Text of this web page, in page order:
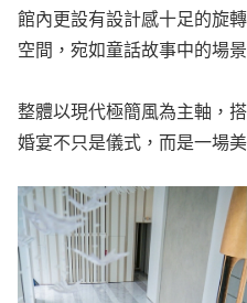
館內更設有設計感十足的旋
空間，宛如童話故事中的場景
整體以現代極簡風為主軸，
婚宴不只是儀式，而是一場